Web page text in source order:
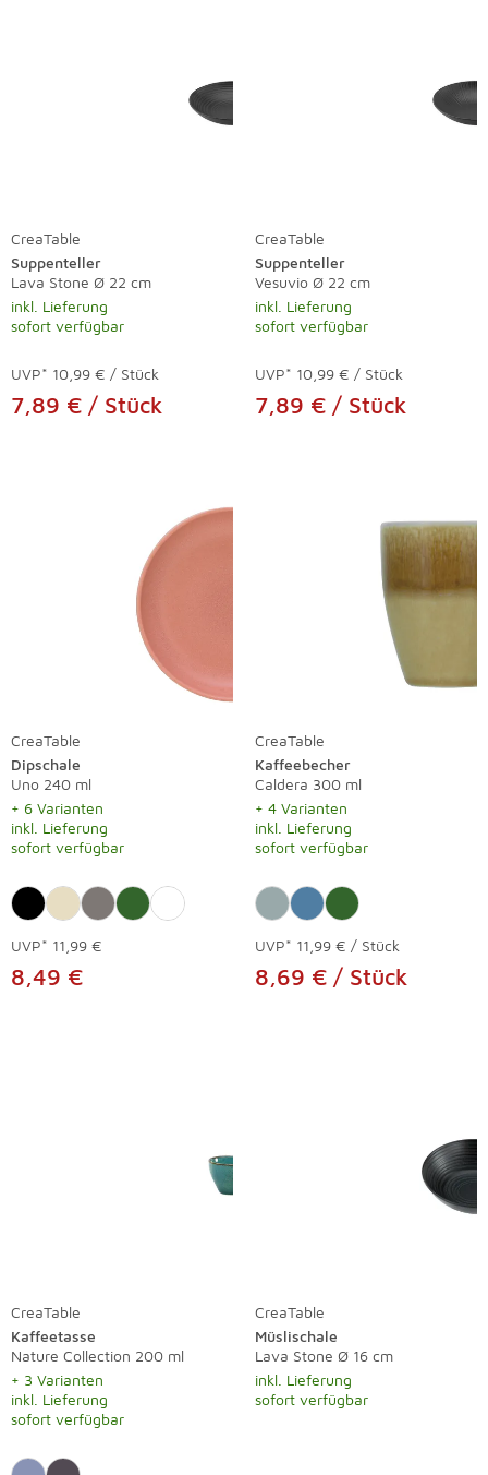
CreaTable
Suppenteller
Lava Stone Ø 22 cm
inkl. Lieferung
sofort verfügbar
UVP* 10,99 € / Stück
7,89 € / Stück
CreaTable
Suppenteller
Vesuvio Ø 22 cm
inkl. Lieferung
sofort verfügbar
UVP* 10,99 € / Stück
7,89 € / Stück
CreaTable
Dipschale
Uno 240 ml
+ 6 Varianten
inkl. Lieferung
sofort verfügbar
UVP* 11,99 €
8,49 €
CreaTable
Kaffeebecher
Caldera 300 ml
+ 4 Varianten
inkl. Lieferung
sofort verfügbar
UVP* 11,99 € / Stück
8,69 € / Stück
CreaTable
Kaffeetasse
Nature Collection 200 ml
+ 3 Varianten
inkl. Lieferung
sofort verfügbar
CreaTable
Müslischale
Lava Stone Ø 16 cm
inkl. Lieferung
sofort verfügbar